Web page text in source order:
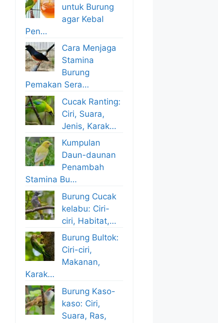
untuk Burung
agar Kebal
Pen…
Cara Menjaga
Stamina
Burung
Pemakan Sera…
Cucak Ranting:
Ciri, Suara,
Jenis, Karak…
Kumpulan
Daun-daunan
Penambah
Stamina Bu…
Burung Cucak
kelabu: Ciri-
ciri, Habitat,…
Burung Bultok:
Ciri-ciri,
Makanan,
Karak…
Burung Kaso-
kaso: Ciri,
Suara, Ras,